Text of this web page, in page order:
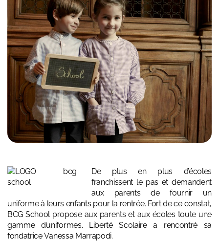
De plus en plus d’écoles
franchissent le pas et demandent
aux parents de fournir un
uniforme à leurs enfants pour la rentrée. Fort de ce constat,
BCG School propose aux parents et aux écoles toute une
gamme d’uniformes. Liberté Scolaire a rencontré sa
fondatrice Vanessa Marrapodi.